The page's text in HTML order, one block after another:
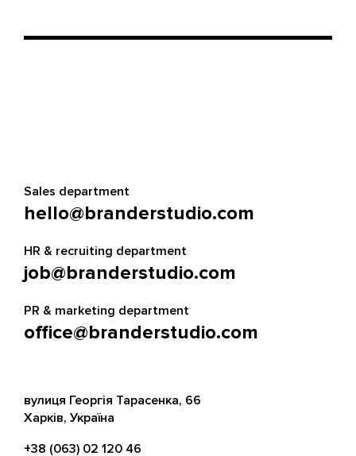
Sales department
hello@branderstudio.com
HR & recruiting department
job@branderstudio.com
PR & marketing department
office@branderstudio.com
вулиця Георгія Тарасенка, 66
Харків, Україна
+38 (063) 02 120 46